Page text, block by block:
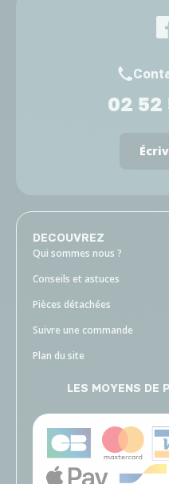
02 52
DECOUVREZ
Qui sommes nous ?
Conseils et astuces
Pièces détachées
Suivre une commande
Plan du site
LES MOYENS DE